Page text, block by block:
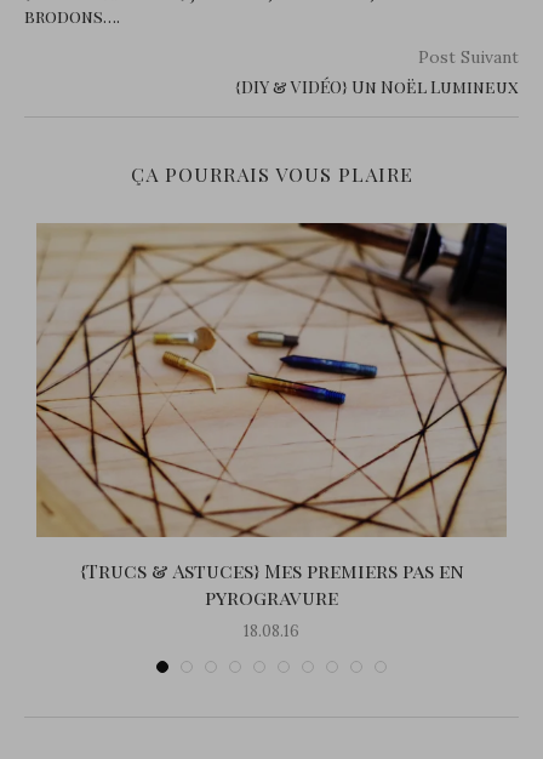
brodons….
Post Suivant
{DIY & VIDÉO} Un Noël Lumineux
ÇA POURRAIS VOUS PLAIRE
{Trucs & Astuces} Mes premiers pas en
pyrogravure
18.08.16